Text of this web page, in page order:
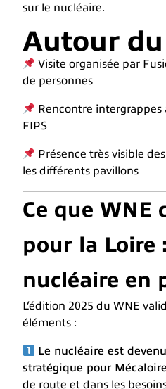
sur le nucléaire.
Autour
Visite organisée par
de personnes
Rencontre intergrappes
FIPS
Présence très visible
les différents pavillons
Ce que WNE
pour la Loire
nucléaire en
L’édition 2025 du WNE
éléments :
Le nucléaire est
stratégique pour Mécaloire
de route et dans les